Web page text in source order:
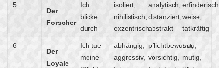
5
Der
Forscher
Ich
blicke
durch
isoliert,
nihilistisch,
exzentrisch
analytisch,
distanziert,
abstrakt
weise,
tatkräftig
6
Der
Loyale
Ich tue
meine
abhängig,
aggressiv,
pflichtbewusst,
vorsichtig,
treu,
mutig,